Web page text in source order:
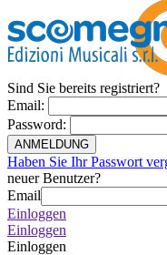
Sind Sie bereits registriert?
Email:
Password:
ANMELDUNG
Haben Sie Ihr Passwort
neuer Benutzer?
Email
Einloggen
Einloggen
Einloggen